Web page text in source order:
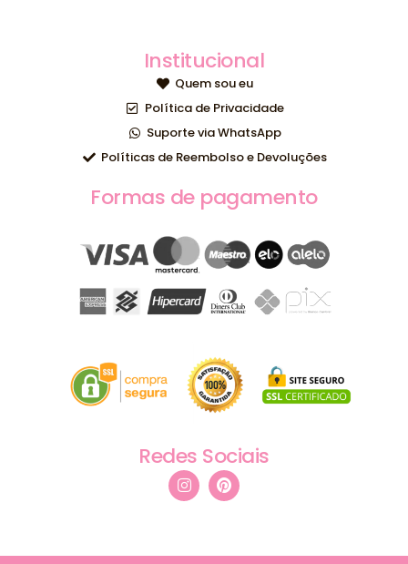
Institucional
Quem sou eu
Política de Privacidade
Suporte via WhatsApp
Políticas de Reembolso e Devoluções
Formas de pagamento
Redes Sociais